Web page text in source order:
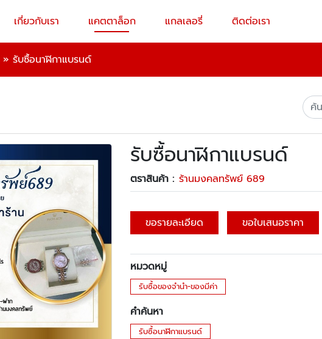
เกี่ยวกับเรา แคตตาล็อก แกลเลอรี่ ติดต่อเรา
» รับซื้อนาฬิกาแบรนด์
รับซื้อนาฬิกาแบรนด์
ตราสินค้า : ร้านมงคลทรัพย์ 689
ขอรายละเอียด ขอใบเสนอราคา
หมวดหมู่
รับซื้อของจำนำ-ของมีค่า
คำค้นหา
รับซื้อนาฬิกาแบรนด์